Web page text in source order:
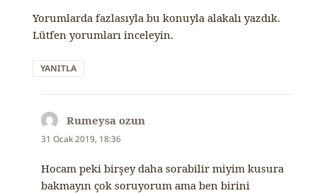
Yorumlarda fazlasıyla bu konuyla alakalı yazdık.
Lütfen yorumları inceleyin.
YANITLA
Rumeysa ozun
31 Ocak 2019, 18:36
Hocam peki birşey daha sorabilir miyim kusura
bakmayın çok soruyorum ama ben birini